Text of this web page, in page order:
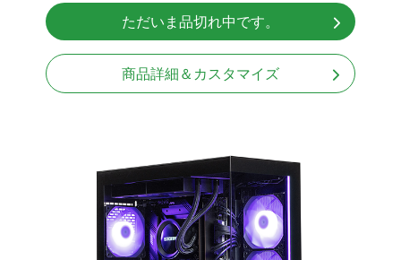
無線LAN Bluetooth対応
Windows11 Home 64bit
ただいま品切れ中です。
商品詳細＆カスタマイズ